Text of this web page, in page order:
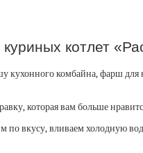
котлет
комбайна, фарш для
которая вам больше
по вкусу, вливаем холодную